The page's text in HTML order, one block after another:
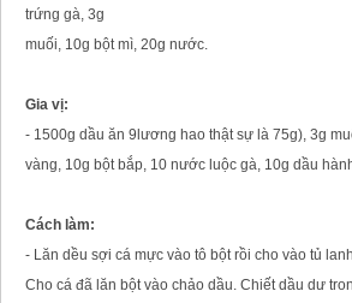
trứng gà, 3g
muối, 10g bột mì, 20g nước.
Gia vị:
- 1500g dầu ăn 9lương hao thật sự là 75g), 3g
vàng, 10g bột bắp, 10 nước luộc gà, 10g dầu
Cách làm:
- Lăn dều sợi cá mực vào tô bột rồi cho vào tủ
Cho cá đã lăn bột vào chảo dầu. Chiết dầu dư